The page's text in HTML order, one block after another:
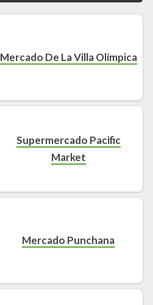
Mercado De La Villa Olímpica
Supermercado Pacific
Market
Mercado Punchana